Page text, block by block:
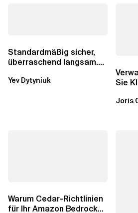
Standardmäßig sicher,
überraschend langsam.
über die RDS...
Yev Dytyniuk
Sie
Joris
Warum Cedar-Richtlinien
für Ihr Amazon Bedrock